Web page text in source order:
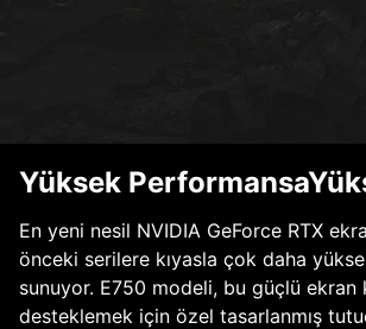
Yüksek
En yeni nesil NVIDIA GeForce RTX
önceki serilere kıyasla çok daha
sunuyor. E750 modeli, bu güçlü ekran
desteklemek için özel tasarlanmış